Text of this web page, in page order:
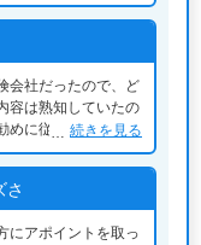
会社だったので、ど
容は熟知していたの
めに従って、それほ
続きを見る
さ
にアポイントを取っ